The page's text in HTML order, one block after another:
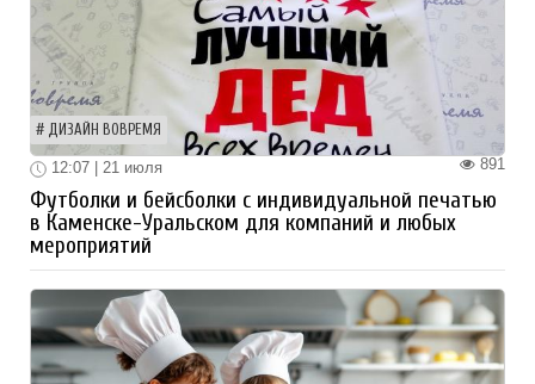
ДИЗАЙН ВОВРЕМЯ
891
12:07 | 21 июля
Футболки и бейсболки с индивидуальной печатью
в Каменске-Уральском для компаний и любых
мероприятий